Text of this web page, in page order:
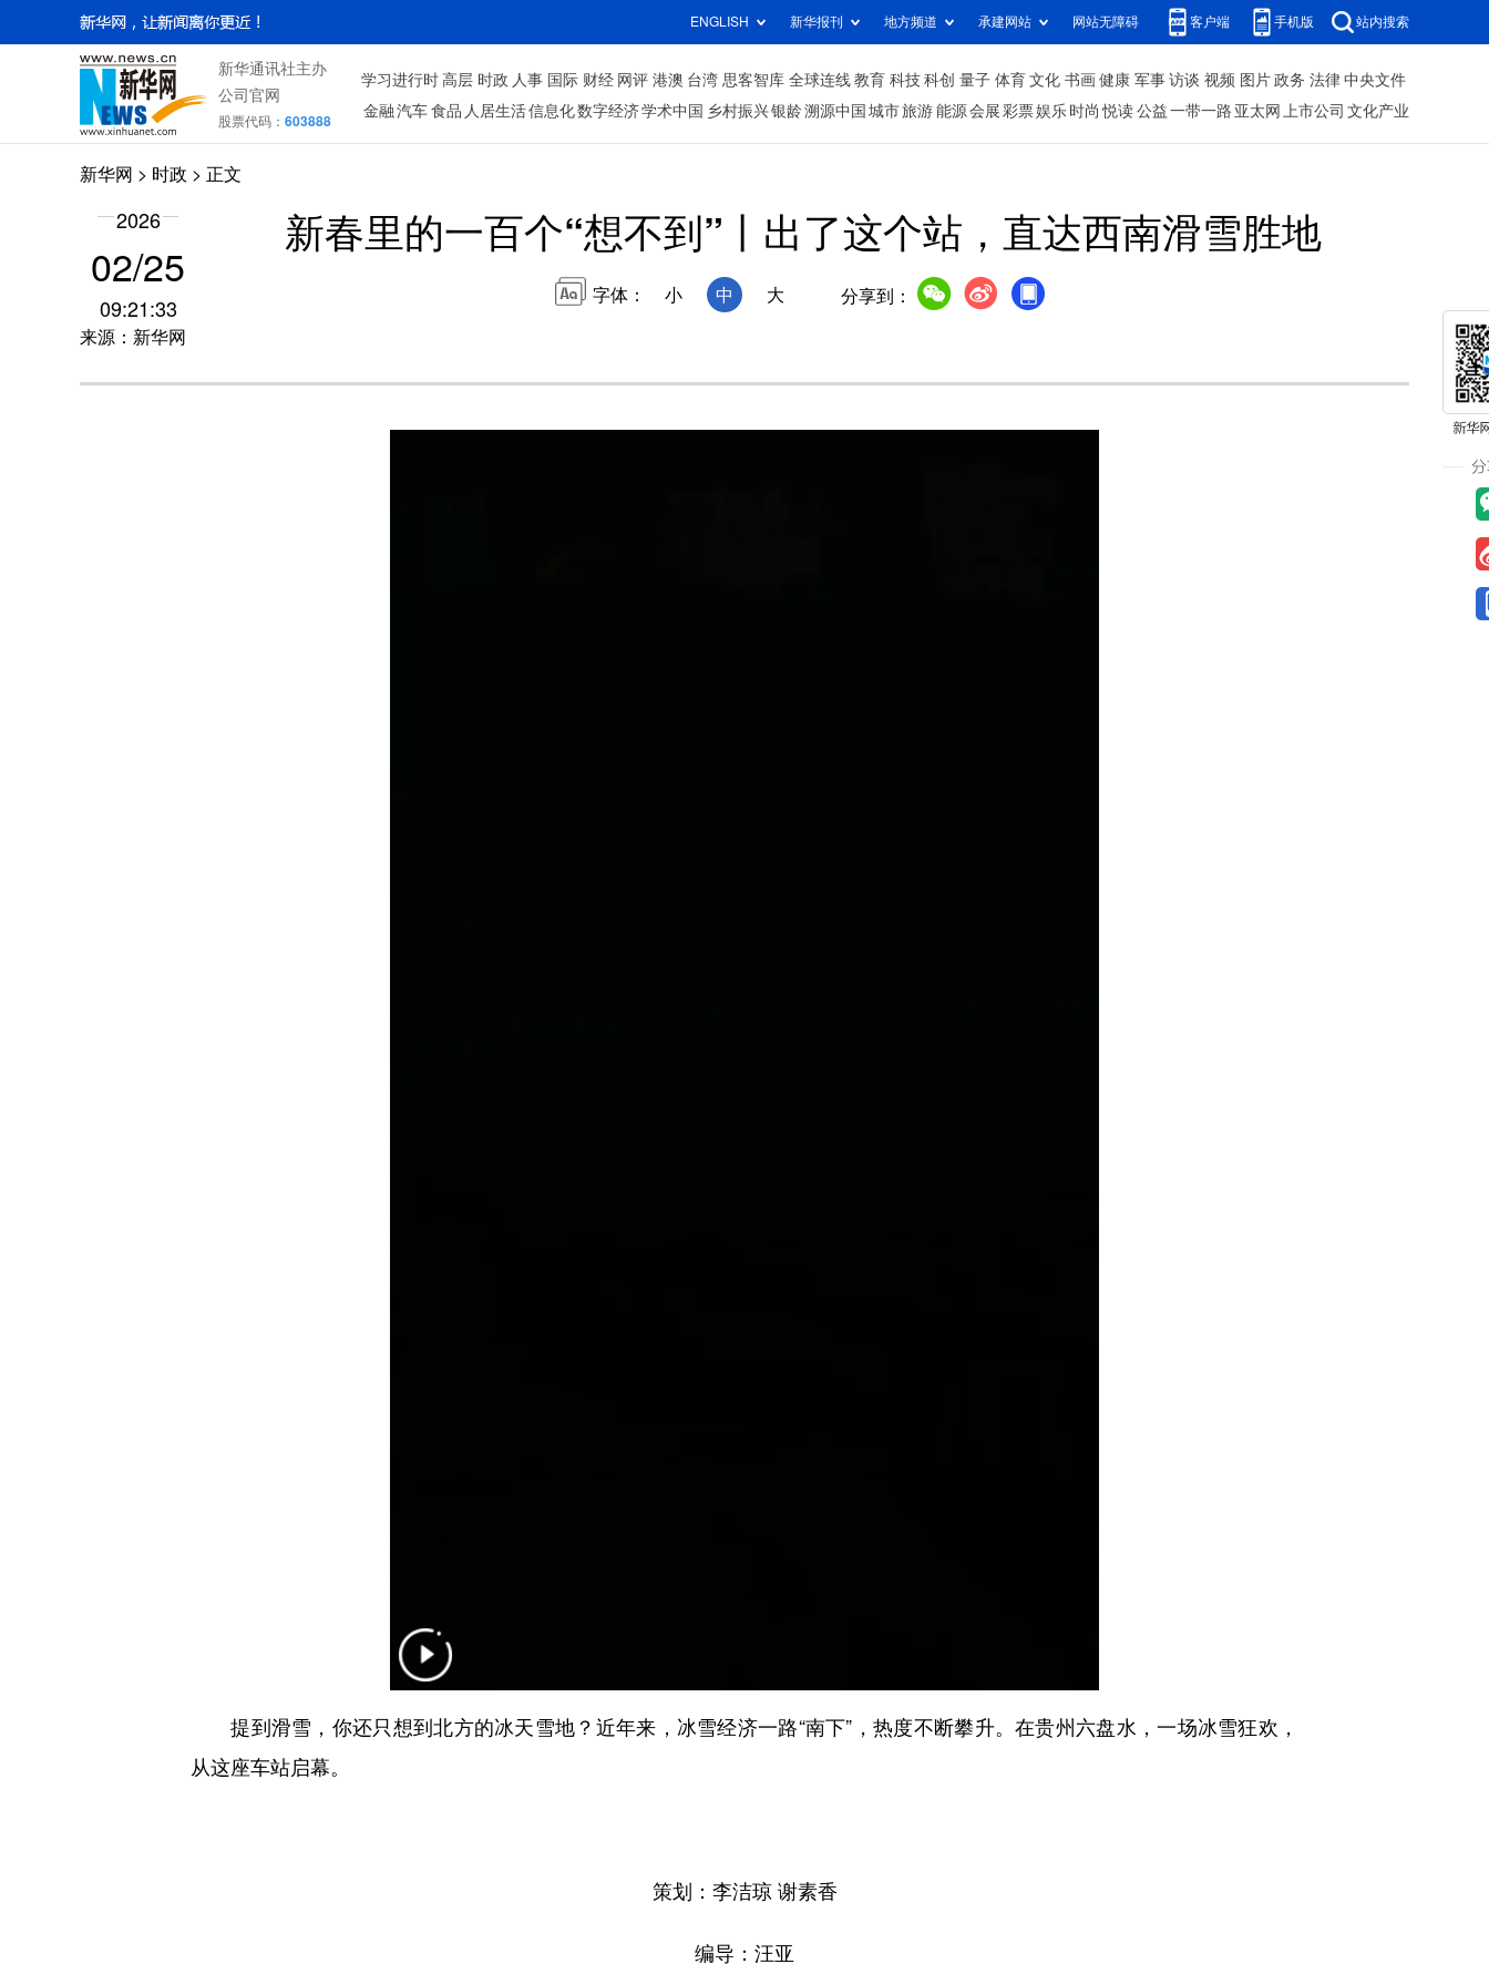
ENGLISH 新华报刊 地方频道 承建网站 网站无障碍 客户端 手机版 站内搜索
新华通讯社主办
公司官网
股票代码： 603888
学习进行时 高层 时政 人事 国际 财经 网评 港澳 台湾 思客智库 全球连线 教育 科技 科创 量子 体育 文化 书画 健康 军事 访谈 视频 图片 政务 法律 中央文件
金融 汽车 食品 人居生活信息化数字经济学术中国 乡村振兴银龄溯源中国 城市旅游 能源 会展 彩票娱乐 时尚 悦读 公益 一带一路 亚太网 上市公司 文化产业
新华网 > 时政 > 正文
2026
02/25
09:21:33
来源：新华网
新春里的一百个“想不到”丨出了这个站，直达西南滑雪胜地
字体： 小 中 大 分享到：
提到滑雪，你还只想到北方的冰天雪地？近年来，冰雪经济一路“南下”，热度不断攀升。在贵州六盘水，一场冰雪狂欢，
从这座车站启幕。
策划：李洁琼 谢素香
编导：汪亚